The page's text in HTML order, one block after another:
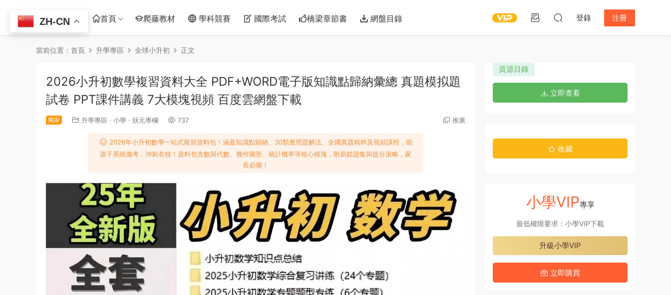
首頁 爬藤教材 學科競賽 國際考試 橋梁章節書 網盤目錄 登錄 注冊
當前位置： 首頁 升學專區 全球小升初 正文
2026小升初數學複習資料大全 PDF+WORD電子版知識點歸納彙總 真題模拟題
試卷 PPT課件講義 7大模塊視頻 百度雲網盤下載
獨家 升學專區 · 小學 · 狀元專欄 737 推廣
2026年小升初數學一站式複習資料包！涵蓋知識點歸納、30類應用題解法、全國真題精粹及視頻課程，助
孩子系統備考，沖刺名校！資料包含數與代數、幾何圖形、統計概率等核心模塊，附易錯題集與提分策略，家
長必備！
資源目錄
立即查看
收藏
小學VIP專享
最低權限要求：小學VIP下載
升級小學VIP
立即購買
ZH-CN